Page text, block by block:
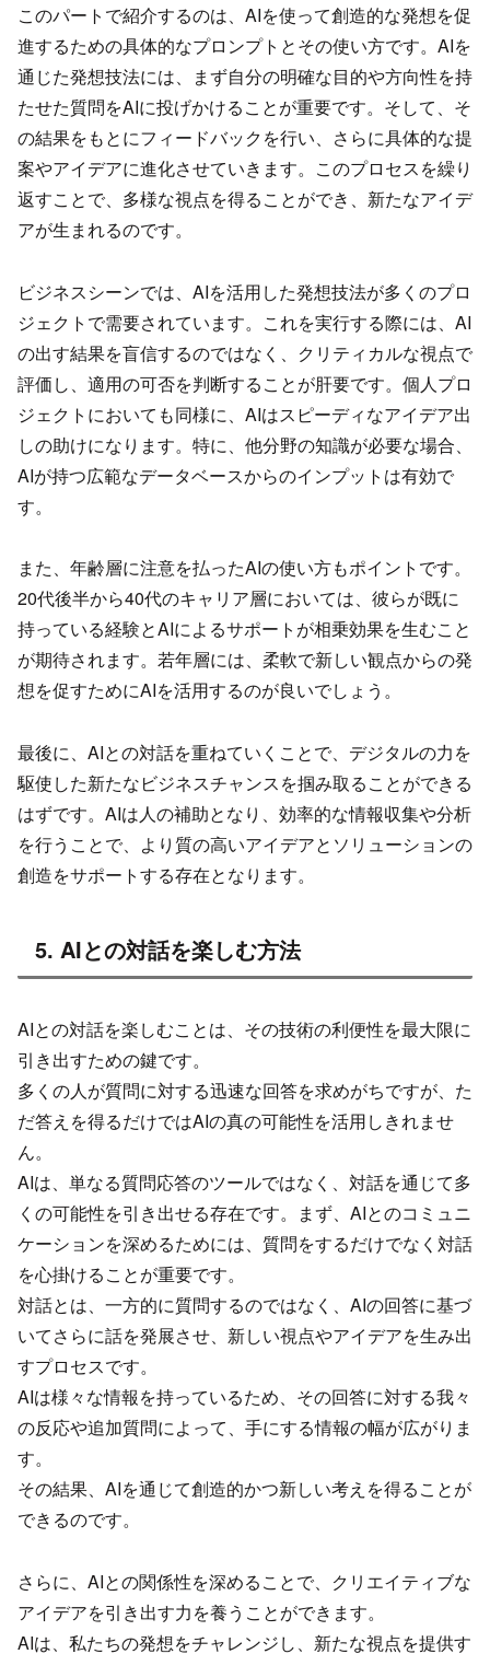
このパートで紹介するのは、AIを使って創造的な発想を促
進するための具体的なプロンプトとその使い方です。AIを
通じた発想技法には、まず自分の明確な目的や方向性を持
たせた質問をAIに投げかけることが重要です。そして、そ
の結果をもとにフィードバックを行い、さらに具体的な提
案やアイデアに進化させていきます。このプロセスを繰り
返すことで、多様な視点を得ることができ、新たなアイデ
アが生まれるのです。
ビジネスシーンでは、AIを活用した発想技法が多くのプロ
ジェクトで需要されています。これを実行する際には、AI
の出す結果を盲信するのではなく、クリティカルな視点で
評価し、適用の可否を判断することが肝要です。個人プロ
ジェクトにおいても同様に、AIはスピーディなアイデア出
しの助けになります。特に、他分野の知識が必要な場合、
AIが持つ広範なデータベースからのインプットは有効で
す。
また、年齢層に注意を払ったAIの使い方もポイントです。
20代後半から40代のキャリア層においては、彼らが既に
持っている経験とAIによるサポートが相乗効果を生むこと
が期待されます。若年層には、柔軟で新しい観点からの発
想を促すためにAIを活用するのが良いでしょう。
最後に、AIとの対話を重ねていくことで、デジタルの力を
駆使した新たなビジネスチャンスを掴み取ることができる
はずです。AIは人の補助となり、効率的な情報収集や分析
を行うことで、より質の高いアイデアとソリューションの
創造をサポートする存在となります。
5. AIとの対話を楽しむ方法
AIとの対話を楽しむことは、その技術の利便性を最大限に
引き出すための鍵です。
多くの人が質問に対する迅速な回答を求めがちですが、た
だ答えを得るだけではAIの真の可能性を活用しきれませ
ん。
AIは、単なる質問応答のツールではなく、対話を通じて多
くの可能性を引き出せる存在です。まず、AIとのコミュニ
ケーションを深めるためには、質問をするだけでなく対話
を心掛けることが重要です。
対話とは、一方的に質問するのではなく、AIの回答に基づ
いてさらに話を発展させ、新しい視点やアイデアを生み出
すプロセスです。
AIは様々な情報を持っているため、その回答に対する我々
の反応や追加質問によって、手にする情報の幅が広がりま
す。
その結果、AIを通じて創造的かつ新しい考えを得ることが
できるのです。
さらに、AIとの関係性を深めることで、クリエイティブな
アイデアを引き出す力を養うことができます。
AIは、私たちの発想をチャレンジし、新たな視点を提供す